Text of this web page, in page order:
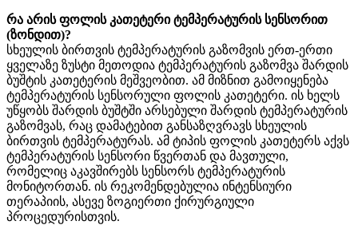
რა არის ფოლის კათეტერი ტემპერატურის სენსორით
(ზონდით)?
სხეულის ბირთვის ტემპერატურის გაზომვის ერთ-ერთი
ყველაზე ზუსტი მეთოდია ტემპერატურის გაზომვა შარდის
ბუშტის კათეტერის მეშვეობით. ამ მიზნით გამოიყენება
ტემპერატურის სენსორული ფოლის კათეტერი. ის ხელს
უწყობს შარდის ბუშტში არსებული შარდის ტემპერატურის
გაზომვას, რაც დამატებით განსაზღვრავს სხეულის
ბირთვის ტემპერატურას. ამ ტიპის ფოლის კათეტერს აქვს
ტემპერატურის სენსორი წვერთან და მავთული,
რომელიც აკავშირებს სენსორს ტემპერატურის
მონიტორთან. ის რეკომენდებულია ინტენსიური
თერაპიის, ასევე ზოგიერთი ქირურგიული
პროცედურისთვის.